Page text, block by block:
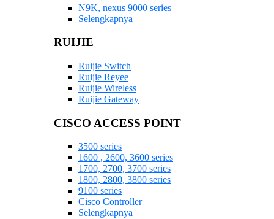
N9K, nexus 9000 series
Selengkapnya
RUIJIE
Ruijie Switch
Ruijie Reyee
Ruijie Wireless
Ruijie Gateway
CISCO ACCESS POINT
3500 series
1600 , 2600, 3600 series
1700, 2700, 3700 series
1800, 2800, 3800 series
9100 series
Cisco Controller
Selengkapnya